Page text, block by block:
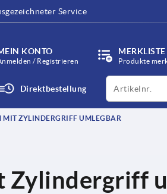
Service
KONTO
/ Registrieren
MERKLISTE
Produkte
Direktbestellung
productCode
MIT ZYLINDERGRIFF UMLEGBAR
Zylindergriff